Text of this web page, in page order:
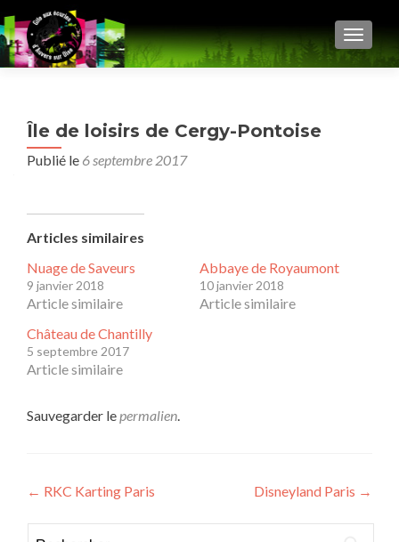
Île de loisirs de Cergy-Pontoise
Publié le 6 septembre 2017
Articles similaires
Nuage de Saveurs
9 janvier 2018
Article similaire
Abbaye de Royaumont
10 janvier 2018
Article similaire
Château de Chantilly
5 septembre 2017
Article similaire
Sauvegarder lepermalien.
Navigation
de
← RKC Karting Paris Disneyland Paris →